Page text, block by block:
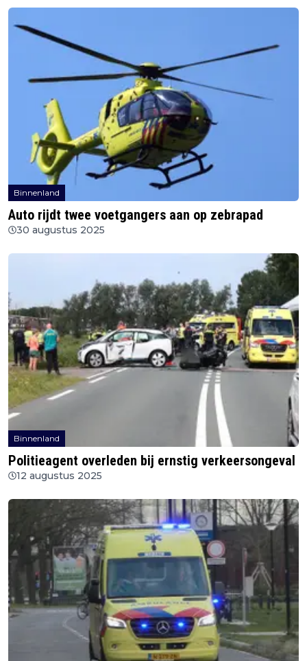
Binnenland
Auto rijdt twee voetgangers aan op zebrapad
30 augustus 2025
Binnenland
Politieagent overleden bij ernstig verkeersongeval
12 augustus 2025